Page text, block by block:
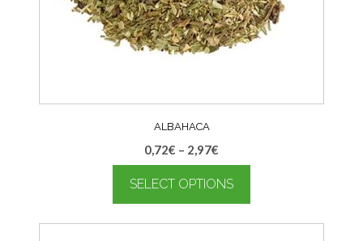
ALBAHACA
0,72€ – 2,97€
SELECT OPTIONS